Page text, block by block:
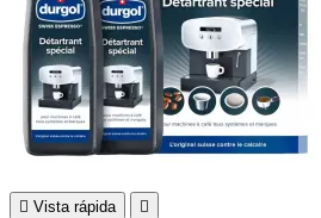
 Vista rápida 